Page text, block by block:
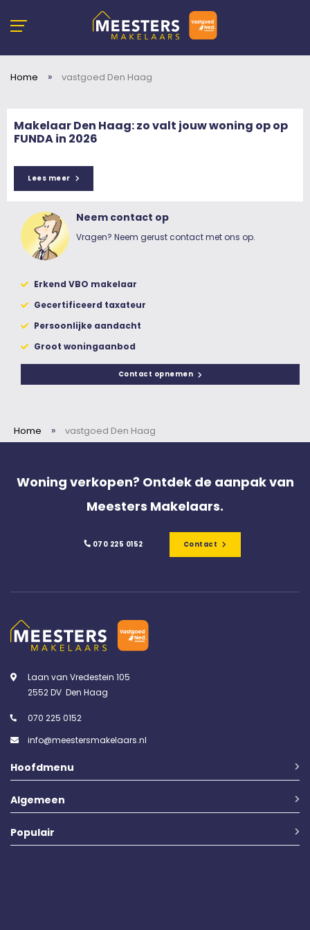
Home » vastgoed Den Haag
Makelaar Den Haag: zo valt jouw woning op op
FUNDA in 2026
Lees meer
Neem contact op
Vragen? Neem gerust contact met ons op.
Erkend VBO makelaar
Gecertificeerd taxateur
Persoonlijke aandacht
Groot woningaanbod
Contact opnemen
Home » vastgoed Den Haag
Woning verkopen? Ontdek de aanpak van
Meesters Makelaars.
070 225 0152 Contact
Laan van Vredestein 105
2552 DV Den Haag
070 225 0152
info@meestersmakelaars.nl
Hoofdmenu
Algemeen
Populair